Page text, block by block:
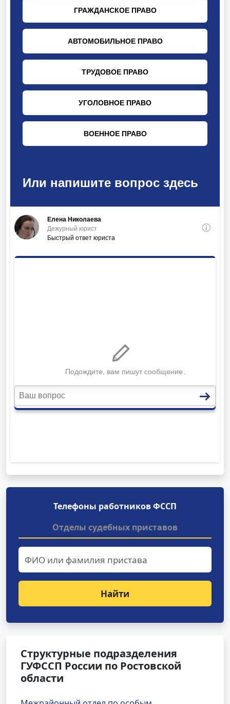
Телефоны работников ФССП
Отделы судебных приставов
Найти
Структурные подразделения
ГУФССП России по Ростовской
области